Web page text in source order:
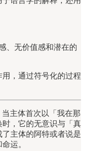
、无价值感和潜在的
，通过符号化的过程
当主体首次以「我在那
，它的无意识与「真
主体的阿特或者说是
运。